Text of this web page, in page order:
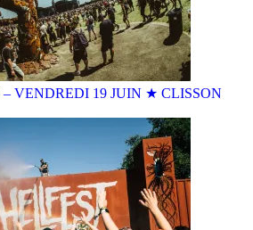
– VENDREDI 19 JUIN ★ CLISSON